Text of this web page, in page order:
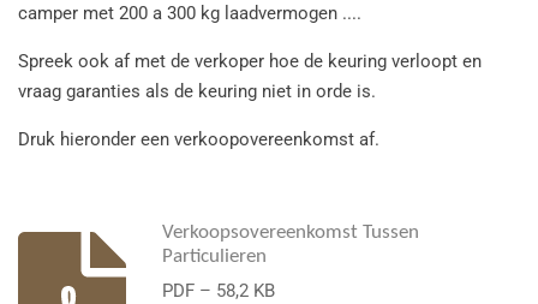
camper met 200 a 300 kg laadvermogen ....
Spreek ook af met de verkoper hoe de keuring verloopt en
vraag garanties als de keuring niet in orde is.
Druk hieronder een verkoopovereenkomst af.
Verkoopsovereenkomst Tussen
Particulieren
PDF – 58,2 KB